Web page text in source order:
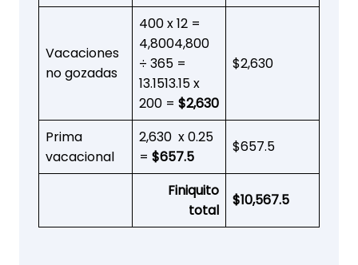
Vacaciones
no gozadas
400 x 12 =
4,8004,800
÷ 365 =
13.1513.15 x
200 = $2,630
$2,630
Prima
vacacional
2,630 x 0.25
= $657.5
$657.5
Finiquito
total
$10,567.5